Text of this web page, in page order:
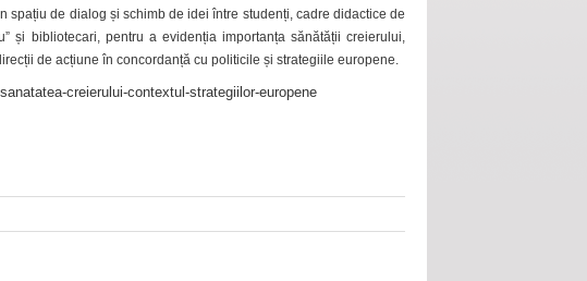
spațiu de dialog și schimb de idei între studenți, cadre didactice de
și bibliotecari, pentru a evidenția importanța sănătății creierului,
de acțiune în concordanță cu politicile și strategiile europene.
creierului-contextul-strategiilor-europene